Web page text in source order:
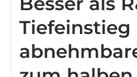
Tiefeinstieg